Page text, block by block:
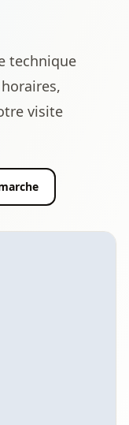
technique
visite